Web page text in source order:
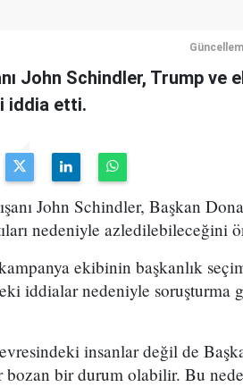
John Schindler, Trump ve
iddia etti.
John Schindler, Başkan
nedeniyle azledilebileceğini
ekibinin başkanlık
iddialar nedeniyle soruşturma
insanlar değil de
bozan bir durum olabilir. Bu